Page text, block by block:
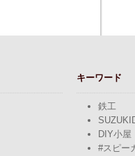
キーワード
鉄工
DIY小屋
#スピー